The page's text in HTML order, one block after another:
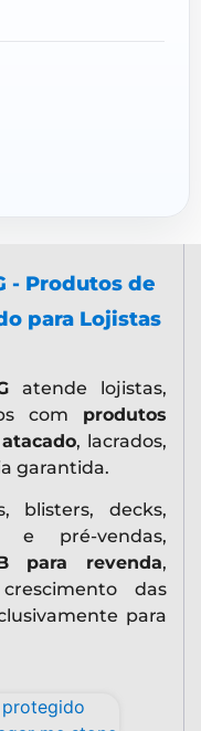
- Produtos de
para Lojistas
atende lojistas,
com produtos
, lacrados,
garantida.
blisters, decks,
e pré-vendas,
para revenda,
das
para